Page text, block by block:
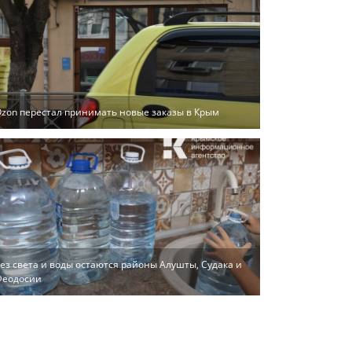
перестал принимать новые заказы в Крым
света и воды остаются районы Алушты, Судака и